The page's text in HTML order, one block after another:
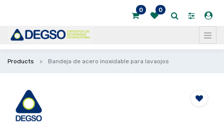
0 0
Products Bandeja de acero inoxidable para lavaojos